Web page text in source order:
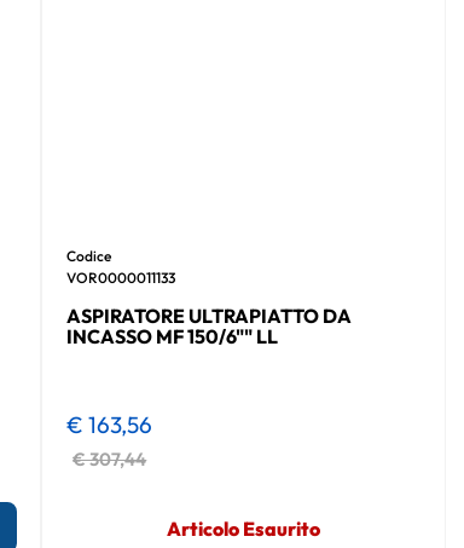
Codice
VOR0000011133
ASPIRATORE ULTRAPIATTO DA
INCASSO MF 150/6"" LL
€ 307,44
€ 163,56
Articolo Esaurito